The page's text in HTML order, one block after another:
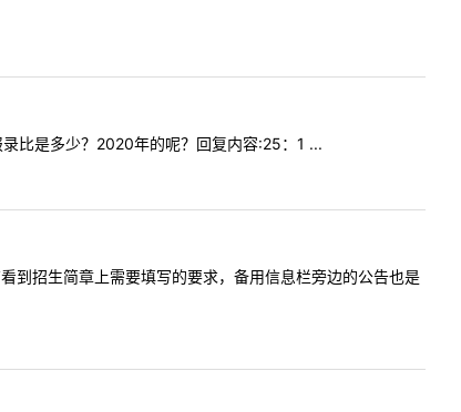
比是多少？2020年的呢？回复内容:25：1 ...
招生简章上需要填写的要求，备用信息栏旁边的公告也是